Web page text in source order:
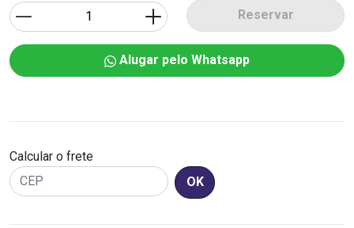
Reservar
Alugar pelo Whatsapp
Calcular o frete
OK